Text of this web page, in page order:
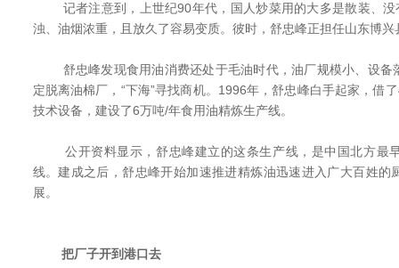
记者注意到，上世纪90年代，国人炒菜用的大多是散装、没
浊、油烟浓重，且放久了容易变质。彼时，舒忠峰正担任山东博
舒忠峰发现食用油消费还处于毛油时代，油厂规模小、设备
定脱离油棉厂，“下海”寻找商机。1996年，舒忠峰白手起家，借
技术设备，建设了6万吨/年食用油精炼生产线。
公开资料显示，舒忠峰建立的这条生产线，是中国北方最
线。建成之后，舒忠峰开始加速推进精炼油迅速进入广大百姓的
展。
把厂子开到港口去